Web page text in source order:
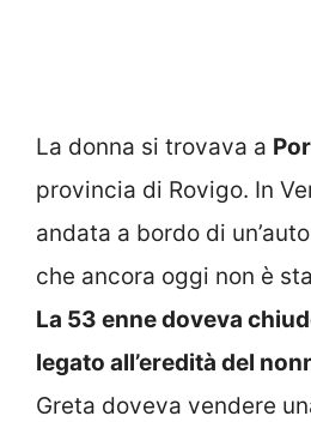
La donna si trovava a
provincia di Rovigo. In
andata a bordo di un’auto
che ancora oggi non è
La 53 enne doveva
legato all’eredità del
Greta doveva vendere